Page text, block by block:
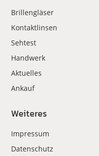
Brillengläser
Kontaktlinsen
Sehtest
Handwerk
Aktuelles
Ankauf
Weiteres
Impressum
Datenschutz